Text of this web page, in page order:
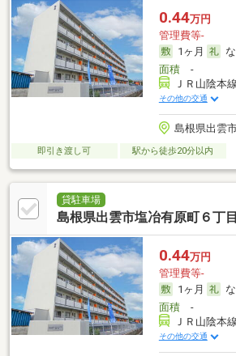
0.44万円
管理費等-
1ヶ月
面積-
ＪＲ山陰本
その他の交通
島根県出雲
即引き渡し可 駅から徒歩20分以内
貸駐車場
島根県出雲市塩冶有原町６丁目
0.44万円
管理費等-
1ヶ月
面積-
ＪＲ山陰本
その他の交通